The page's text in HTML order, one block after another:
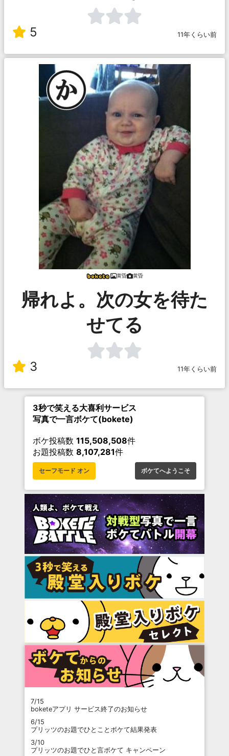
5 11年くらい前
黄昏 黄昏
帰れよ。次の女を待た
せてる
3 11年くらい前
3秒で笑える大喜利サービス
写真で一言ボケて(bokete)
ボケ投稿数 115,508,508件
お題投稿数 8,107,281件
セーフモード オン ボケてへようこそ
7/15
boketeアプリ サービス終了のお知らせ
6/15
プリッツのお題でひとことボケて結果発表
3/10
プリッツのお題でひと言ボケて キャンペーン